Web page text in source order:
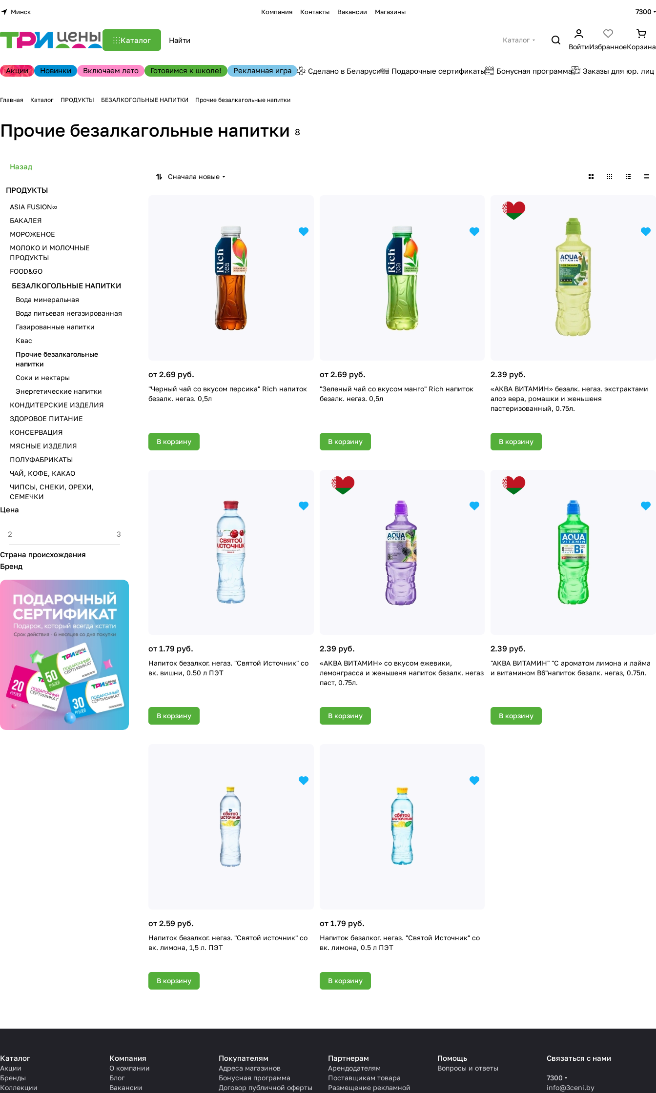
Минск Компания Контакты Вакансии Магазины 7300
Каталог
Каталог
ВойтиИзбранноеКорзина
Акции Новинки Включаем лето Готовимся к школе! Рекламная игра Сделано в Беларуси Подарочные сертификаты Бонусная программа Заказы для юр. лиц
Главная Каталог ПРОДУКТЫ БЕЗАЛКОГОЛЬНЫЕ НАПИТКИ Прочие безалкагольные напитки
Прочие безалкагольные напитки 8
Сначала новые
от 2.69 руб.
"Черный чай со вкусом персика" Rich напиток
безалк. негаз. 0,5л
В корзину
от 2.69 руб.
"Зеленый чай со вкусом манго" Rich напиток
безалк. негаз. 0,5л
В корзину
2.39 руб.
«АКВА ВИТАМИН» безалк. негаз. экстрактами
алоэ вера, ромашки и женьшеня
пастеризованный, 0.75л.
В корзину
от 1.79 руб.
Напиток безалког. негаз. "Святой Источник" со
вк. вишни, 0.50 л ПЭТ
В корзину
2.39 руб.
«АКВА ВИТАМИН» со вкусом ежевики,
лемонграсса и женьшеня напиток безалк. негаз
паст, 0.75л.
В корзину
2.39 руб.
"АКВА ВИТАМИН" "С ароматом лимона и лайма
и витамином B6"напиток безалк. негаз, 0.75л.
В корзину
от 2.59 руб.
Напиток безалког. негаз. "Святой источник" со
вк. лимона, 1,5 л. ПЭТ
В корзину
от 1.79 руб.
Напиток безалког. негаз. "Святой Источник" со
вк. лимона, 0.5 л ПЭТ
В корзину
Назад
ПРОДУКТЫ
ASIA FUSION∞
БАКАЛЕЯ
МОРОЖЕНОЕ
МОЛОКО И МОЛОЧНЫЕ
ПРОДУКТЫ
FOOD&GO
БЕЗАЛКОГОЛЬНЫЕ НАПИТКИ
Вода минеральная
Вода питьевая негазированная
Газированные напитки
Квас
Прочие безалкагольные
напитки
Соки и нектары
Энергетические напитки
КОНДИТЕРСКИЕ ИЗДЕЛИЯ
ЗДОРОВОЕ ПИТАНИЕ
КОНСЕРВАЦИЯ
МЯСНЫЕ ИЗДЕЛИЯ
ПОЛУФАБРИКАТЫ
ЧАЙ, КОФЕ, КАКАО
ЧИПСЫ, СНЕКИ, ОРЕХИ,
СЕМЕЧКИ
Цена
Страна происхождения
Бренд
Каталог
Акции
Бренды
Коллекции
Компания
О компании
Блог
Вакансии
Покупателям
Адреса магазинов
Бонусная программа
Договор публичной оферты
Партнерам
Арендодателям
Поставщикам товара
Размещение рекламной
Помощь
Вопросы и ответы
Связаться с нами
7300
info@3ceni.by